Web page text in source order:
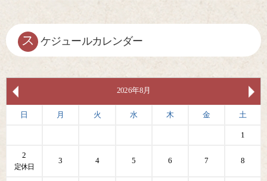
ス ケジュールカレンダー
2026年8月
日 月 火 水 木 金 土
1
2
定休日
3 4 5 6 7 8